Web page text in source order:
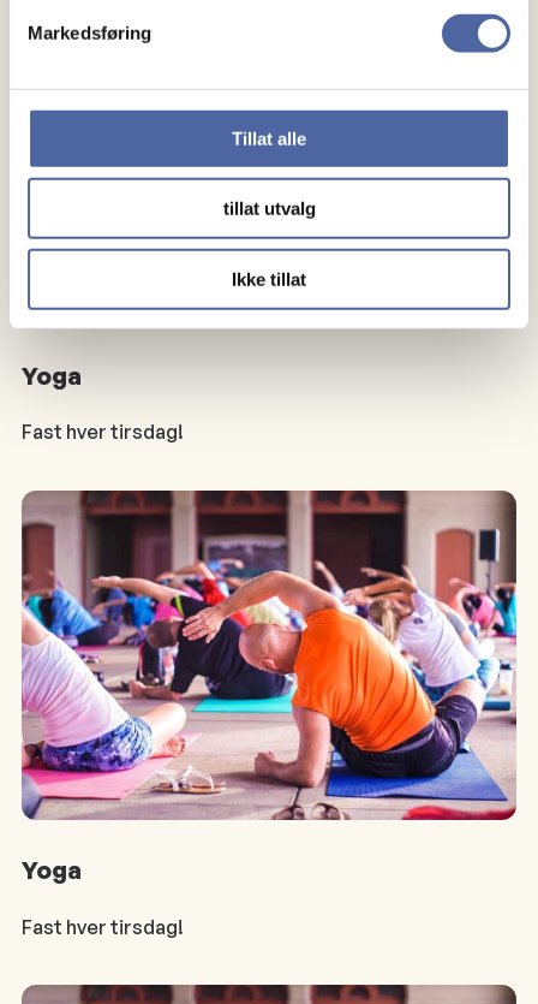
Markedsføring
Tillat alle
tillat utvalg
Ikke tillat
Yoga
Fast hver tirsdag!
Yoga
Fast hver tirsdag!